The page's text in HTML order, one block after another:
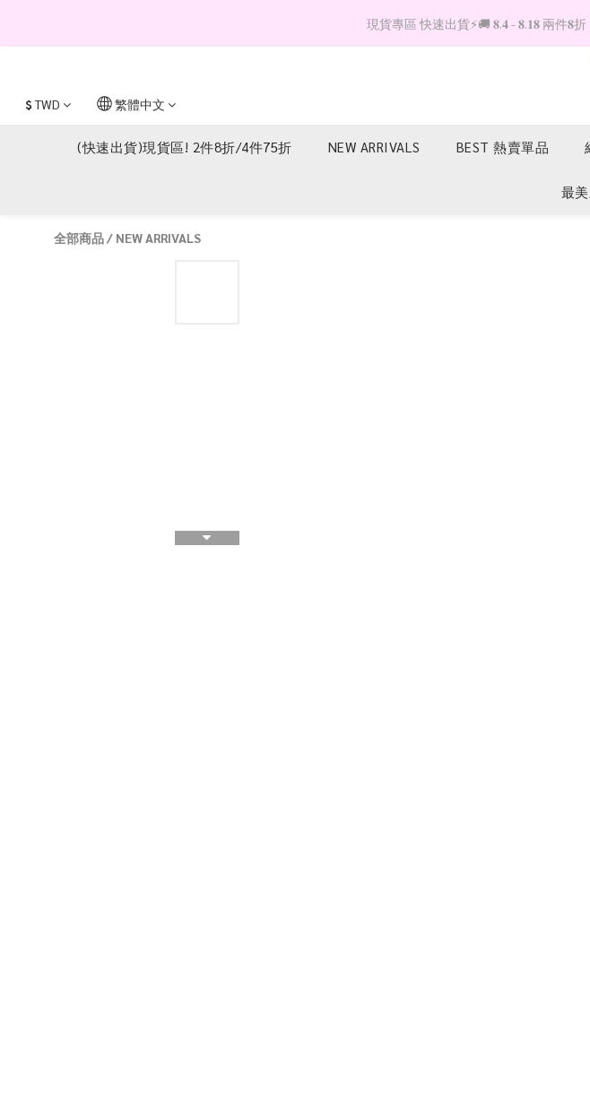
現貨專區 快速出貨⚡️🚚 𝟖.𝟒 - 𝟖.𝟏𝟖 兩件𝟖
$TWD 繁體中文
(快速出貨)現貨區! 2件8折/4件75折 NEW ARRIVALS BEST 熱賣單品
最
全部商品/ NEW ARRIVALS